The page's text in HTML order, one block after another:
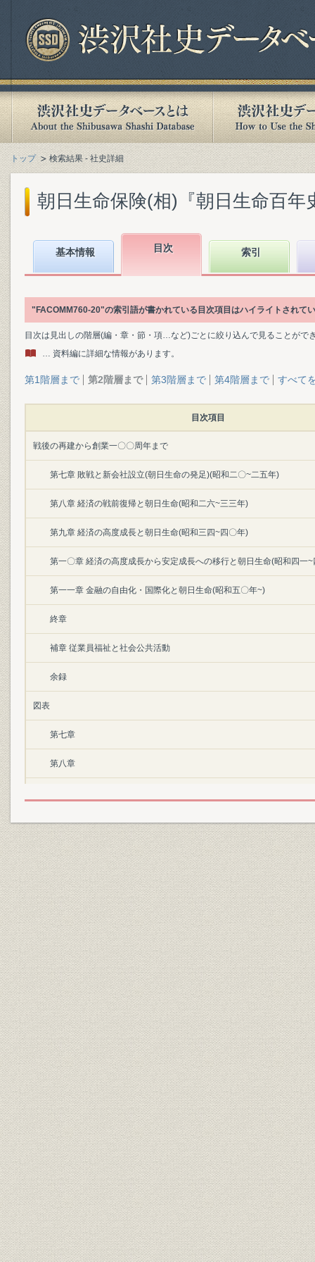
トップ 検索結果 - 社史詳細
朝日生命保険(相)『朝日生命百年
基本情報 目次 索引
"FACOMM760-20"の索引語が書かれている目次項目はハイライトされて
目次は見出しの階層(編・章・節・項…など)ごとに絞り込んで見ることがで
… 資料編に詳細な情報があります。
第1階層まで 第2階層まで 第3階層まで 第4階層まで すべて
目次項目
戦後の再建から創業一〇〇周年まで
第七章 敗戦と新会社設立(朝日生命の発足)(昭和二〇~二五年)
第八章 経済の戦前復帰と朝日生命(昭和二六~三三年)
第九章 経済の高度成長と朝日生命(昭和三四~四〇年)
第一〇章 経済の高度成長から安定成長への移行と朝日生命(昭和四一~
第一一章 金融の自由化・国際化と朝日生命(昭和五〇年~)
終章
補章 従業員福祉と社会公共活動
余録
図表
第七章
第八章
第一〇章
第一一章
補章
後口絵
歴代社長・功労者
資料
1 社員総代
2 審議委員
3 経営調査委員
4 役員
5 会社機構図
6 店舗所在地
7 関連事業
8 現行取扱保険種類一覧
9 歴代役員任期一覧表
10 業績統計